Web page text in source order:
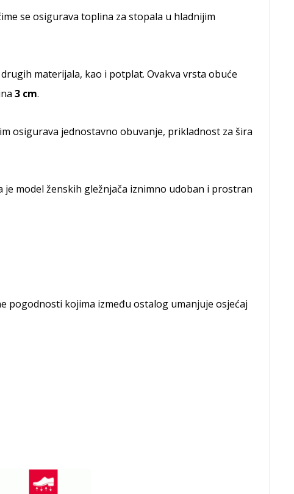
se osigurava toplina za stopala u hladnijim
materijala, kao i potplat. Ovakva vrsta obuće
3 cm.
osigurava jednostavno obuvanje, prikladnost za šira
model ženskih gležnjača iznimno udoban i prostran
pogodnosti kojima između ostalog umanjuje osjećaj